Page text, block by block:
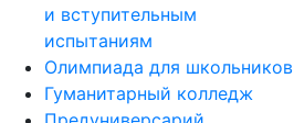
и вступительным
испытаниям
Олимпиада для школьников
Гуманитарный колледж